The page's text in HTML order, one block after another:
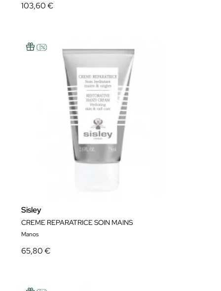
103,60 €
Sisley
CREME REPARATRICE SOIN MAINS
Manos
65,80 €